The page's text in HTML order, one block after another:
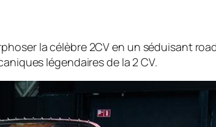
la célèbre 2CV en un séduisant
légendaires de la 2 CV.